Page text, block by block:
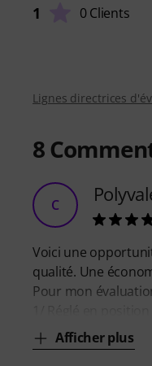
1 0 Clients
Lignes directrices
8
C
Voici une
qualité. Une
Pour mon
Afficher plus